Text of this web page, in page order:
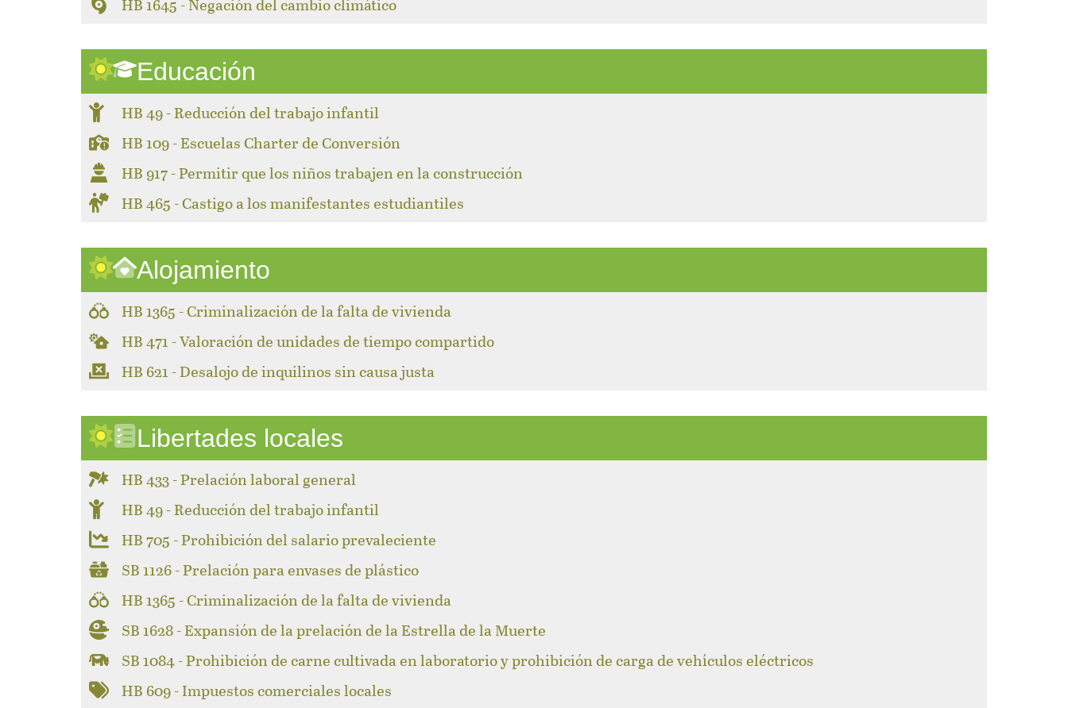
Educación
HB 49 - Reducción del trabajo infantil
HB 109 - Escuelas Charter de Conversión
HB 917 - Permitir que los niños trabajen en la construcción
HB 465 - Castigo a los manifestantes estudiantiles
Alojamiento
HB 1365 - Criminalización de la falta de vivienda
HB 471 - Valoración de unidades de tiempo compartido
HB 621 - Desalojo de inquilinos sin causa justa
Libertades locales
HB 433 - Prelación laboral general
HB 49 - Reducción del trabajo infantil
HB 705 - Prohibición del salario prevaleciente
SB 1126 - Prelación para envases de plástico
HB 1365 - Criminalización de la falta de vivienda
SB 1628 - Expansión de la prelación de la Estrella de la Muerte
SB 1084 - Prohibición de carne cultivada en laboratorio y prohibición de carga de vehículos eléctricos
HB 609 - Impuestos comerciales locales